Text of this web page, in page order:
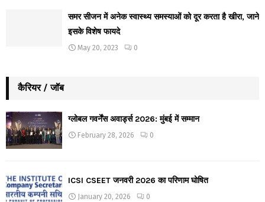
समर सीजन में अनेक स्वास्थ्य समस्याओं को दूर करता है खीरा, जाने
इसके विशेष फायदे
May 20, 2023 0
कैरियर / जॉब
ग्लोबल गवर्नेंस अवार्ड्स 2026: मुंबई में सम्मान
February 28, 2026 0
ICSI CSEET जनवरी 2026 का परिणाम घोषित
January 20, 2026 0